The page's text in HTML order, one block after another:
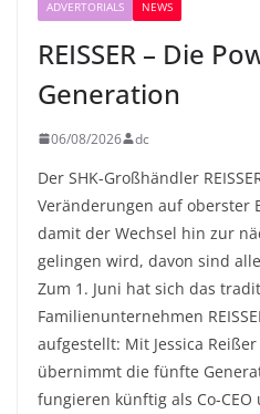
ADVERTORIALS NEWS
REISSER – Die
Generation
06/08/2026 dc
Der SHK-Großhändler
Veränderungen auf oberster
damit der Wechsel hin zur
gelingen wird, davon sind
Zum 1. Juni hat sich das
Familienunternehmen
aufgestellt: Mit Jessica
übernimmt die fünfte
fungieren künftig als Co-